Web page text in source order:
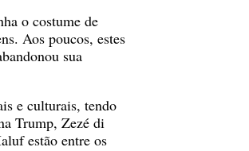
o costume de
Aos poucos, estes
sua
e culturais, tendo
Trump, Zezé di
estão entre os